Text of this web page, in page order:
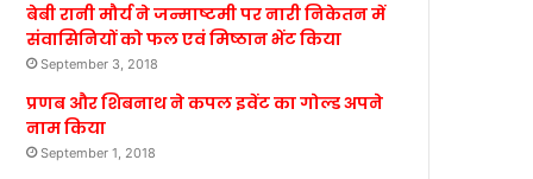
बेबी रानी मौर्य ने जन्माष्टमी पर नारी निकेतन में
संवासिनियों को फल एवं मिष्ठान भेंट किया
September 3, 2018
प्रणब और शिबनाथ ने कपल इवेंट का गोल्ड अपने
नाम किया
September 1, 2018